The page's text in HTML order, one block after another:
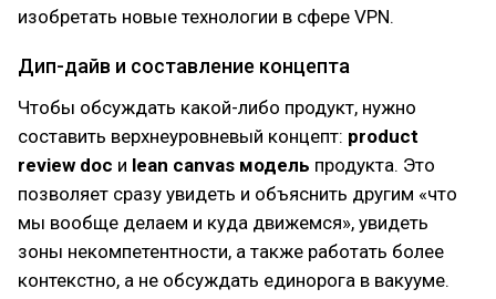
изобретать новые технологии в сфере VPN.
Дип-дайв и составление концепта
Чтобы обсуждать какой-либо продукт, нужно
составить верхнеуровневый концепт: product
review doc и lean canvas модель продукта. Это
позволяет сразу увидеть и объяснить другим «что
мы вообще делаем и куда движемся», увидеть
зоны некомпетентности, а также работать более
контекстно, а не обсуждать единорога в вакууме.